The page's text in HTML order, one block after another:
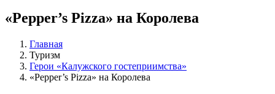
«Pepper’s Pizza» на Королева
Главная
Туризм
Герои «Калужского гостеприимства»
«Pepper’s Pizza» на Королева